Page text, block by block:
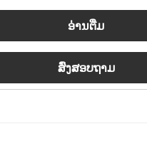
ອ່ານ​ຕື່ມ
ສົ່ງສອບຖາມ